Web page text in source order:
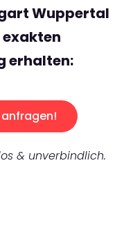
Wuppertal
erhalten:
& unverbindlich.